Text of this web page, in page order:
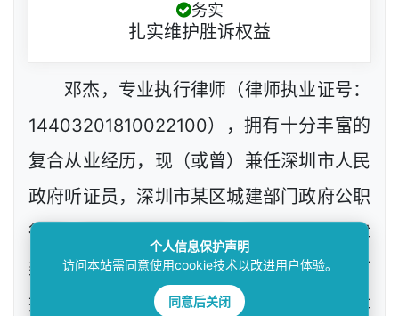
务实
扎实维护胜诉权益
邓杰，专业执行律师（律师执业证号：
14403201810022100），拥有十分丰富的
复合从业经历，现（或曾）兼任深圳市人民
政府听证员，深圳市某区城建部门政府公职
律师、政府工程定标专家，深圳市政府法律
类采购评审专家，网络技术工程师等，目前
执业于北京市炜衡（深圳）律师事务所（律
个人信息保护声明
访问本站需同意使用cookie技术以改进用户体验。
同意后关闭